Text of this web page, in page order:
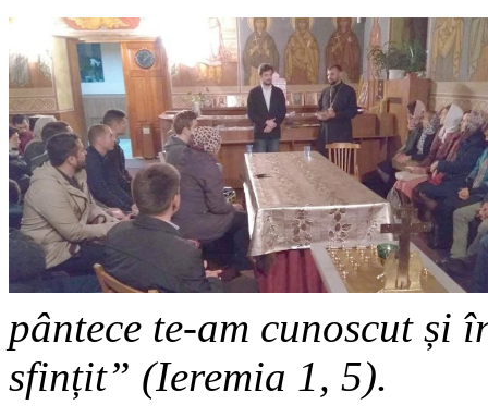
pântece te-am cunoscut și
sfințit” (Ieremia 1, 5).